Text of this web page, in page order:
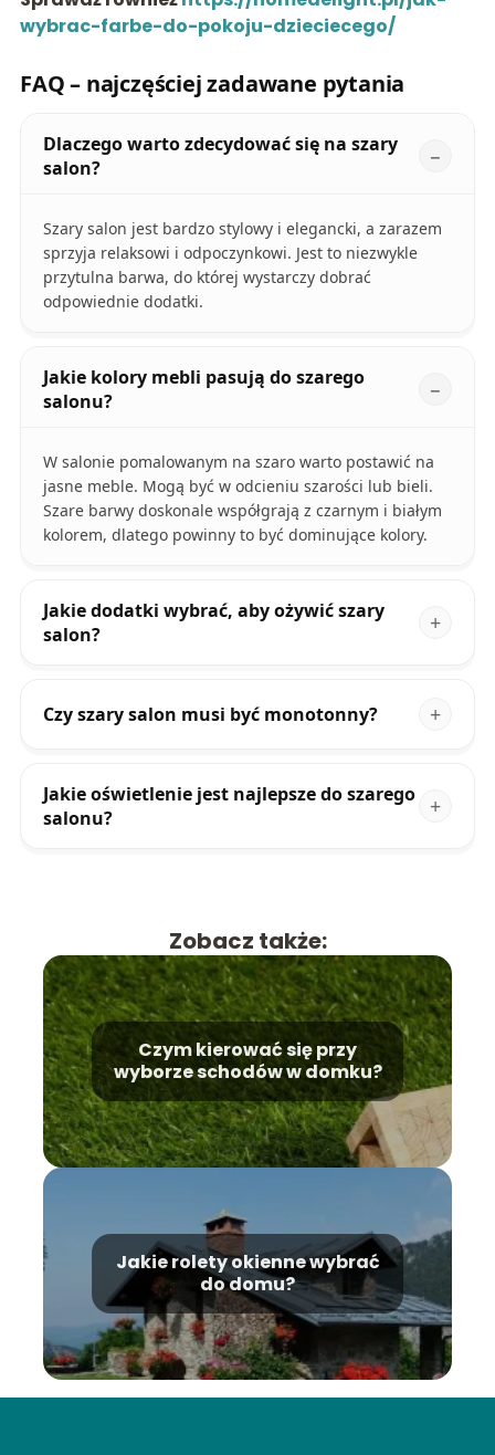
wybrac-farbe-do-pokoju-dzieciecego/
FAQ – najczęściej zadawane pytania
Dlaczego warto zdecydować się na szary
salon?
Szary salon jest bardzo stylowy i elegancki, a zarazem
sprzyja relaksowi i odpoczynkowi. Jest to niezwykle
przytulna barwa, do której wystarczy dobrać
odpowiednie dodatki.
Jakie kolory mebli pasują do szarego
salonu?
W salonie pomalowanym na szaro warto postawić na
jasne meble. Mogą być w odcieniu szarości lub bieli.
Szare barwy doskonale współgrają z czarnym i białym
kolorem, dlatego powinny to być dominujące kolory.
Jakie dodatki wybrać, aby ożywić szary
salon?
Czy szary salon musi być monotonny?
Jakie oświetlenie jest najlepsze do szarego
salonu?
Zobacz także:
Czym kierować się przy
wyborze schodów w domku?
Jakie rolety okienne wybrać
do domu?